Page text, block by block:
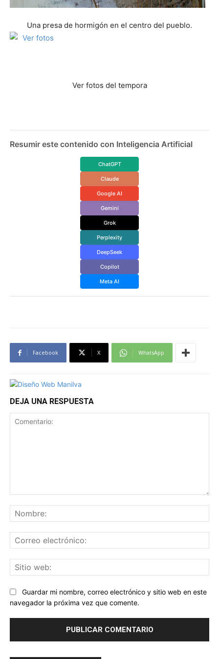
Una presa de hormigón en el centro del pueblo.
Ver fotos del tempora
Resumir este contenido con Inteligencia Artificial
ChatGPT
Claude
Google AI
Gemini
Grok
Perplexity
DeepSeek
Copilot
Meta AI
Facebook X WhatsApp
DEJA UNA RESPUESTA
Guardar mi nombre, correo electrónico y sitio web en este
navegador la próxima vez que comente.